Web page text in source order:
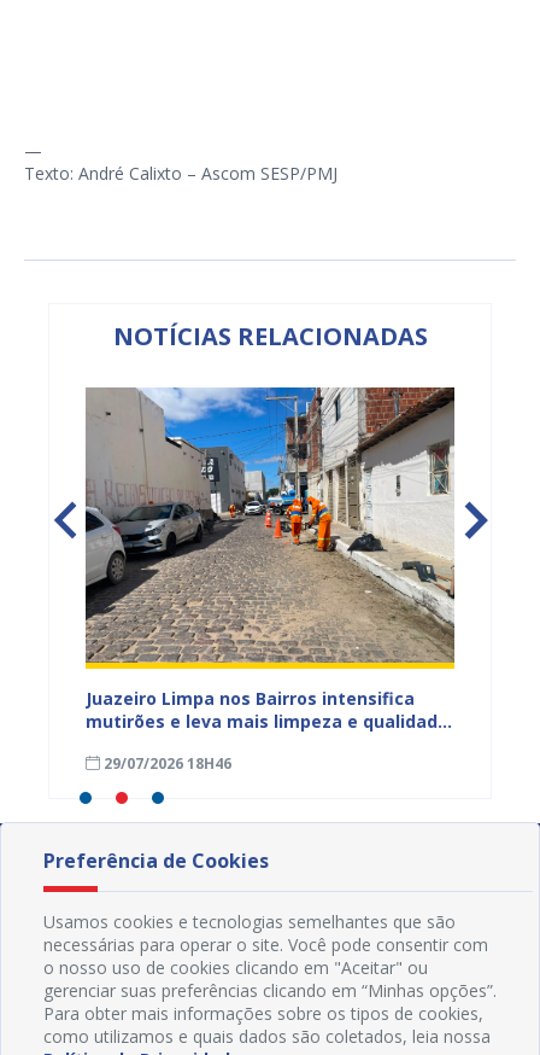
—
Texto: André Calixto – Ascom SESP/PMJ
NOTÍCIAS RELACIONADAS
Juazeiro Limpa nos Bairros intensifica
mutirões e leva mais limpeza e qualidade
29/07/2026 18H46
Preferência de Cookies
Usamos cookies e tecnologias semelhantes que são
necessárias para operar o site. Você pode consentir com
o nosso uso de cookies clicando em "Aceitar" ou
gerenciar suas preferências clicando em “Minhas opções”.
Para obter mais informações sobre os tipos de cookies,
como utilizamos e quais dados são coletados, leia nossa